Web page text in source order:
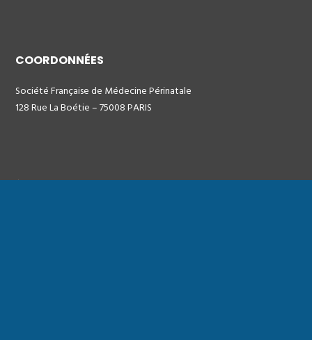
COORDONNÉES
Société Française de Médecine Périnatale
128 Rue La Boétie – 75008 PARIS